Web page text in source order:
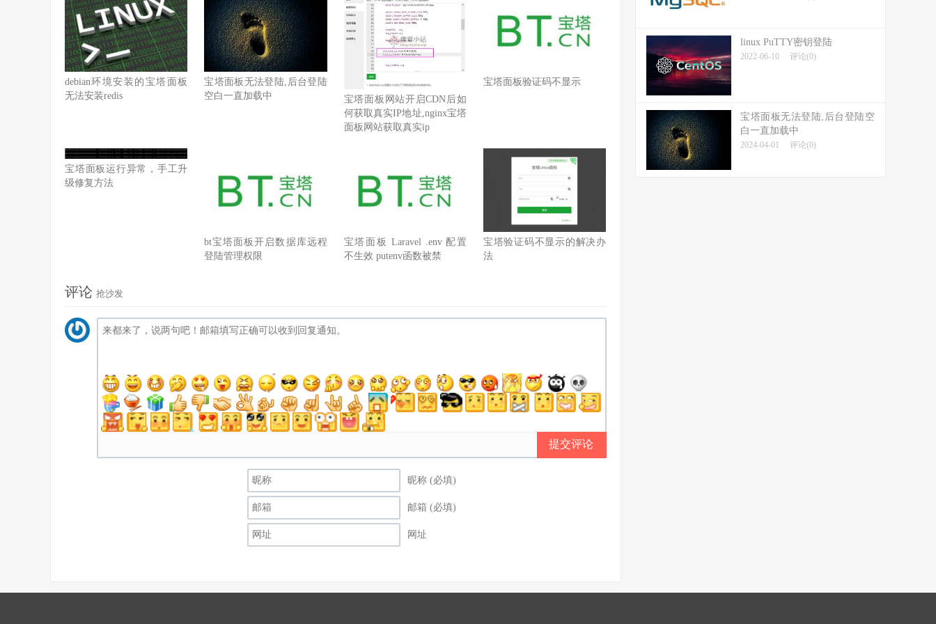
debian环境安装的宝塔面板
无法安装redis
宝塔面板无法登陆,后台登陆
空白一直加载中
宝塔面板网站开启CDN后如
何获取真实IP地址,nginx宝塔
面板网站获取真实ip
宝塔面板验证码不显示
宝塔面板运行异常，手工升
级修复方法
bt宝塔面板开启数据库远程
登陆管理权限
宝塔面板 Laravel .env 配置
不生效 putenv函数被禁
宝塔验证码不显示的解决办
法
评论 抢沙发
提交评论
昵称 (必填)
邮箱 (必填)
网址
linux PuTTY密钥登陆
2022-06-10 评论(0)
宝塔面板无法登陆,后台登陆空
白一直加载中
2024-04-01 评论(0)